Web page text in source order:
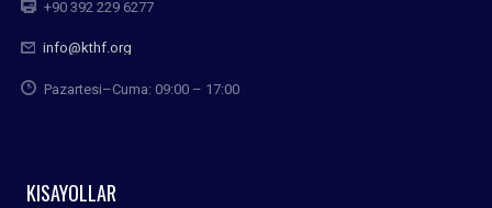
+90 392 229 6277
info@kthf.org
Pazartesi–Cuma: 09:00 – 17:00
KISAYOLLAR